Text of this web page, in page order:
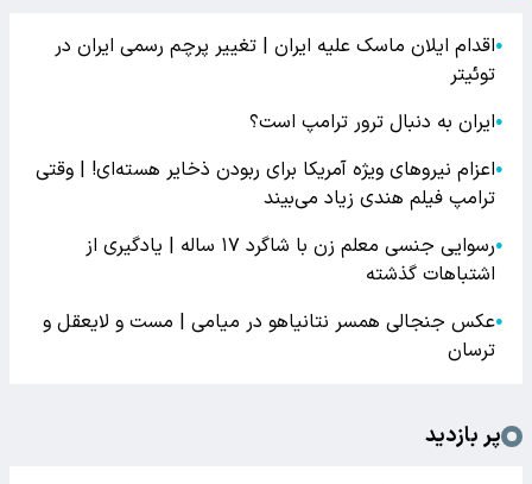
●اقدام ایلان ماسک علیه ایران | تغییر پرچم رسمی ایران در
توئیتر
●ایران به دنبال ترور ترامپ است؟
●اعزام نیروهای ویژه آمریکا برای ربودن ذخایر هسته‌ای! | وقتی
ترامپ فیلم هندی زیاد می‌بیند
●
رسوایی جنسی معلم زن با شاگرد ۱۷ ساله | یادگیری از
اشتباهات گذشته
●عکس جنجالی همسر نتانیاهو در میامی | مست و لایعقل و
ترسان
پر بازدید